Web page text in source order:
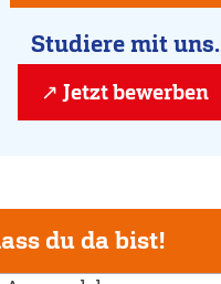
Studiere mit uns.
Jetzt bewerben
du da bist!